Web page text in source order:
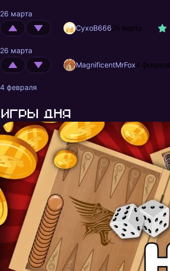
26 марта
CyxoB66626 марта
26 марта
MagnificentMrFox4 февраля
4 февраля
Игры дня